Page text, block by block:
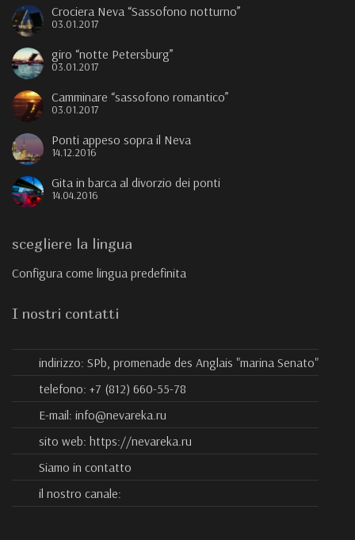
Crociera Neva “Sassofono notturno”
03.01.2017
giro “notte Petersburg”
03.01.2017
Camminare “sassofono romantico”
03.01.2017
Ponti appeso sopra il Neva
14.12.2016
Gita in barca al divorzio dei ponti
14.04.2016
scegliere la lingua
Configura come lingua predefinita
I nostri contatti
indirizzo: SPb, promenade des Anglais "marina Senato"
telefono: +7 (812) 660-55-78
E-mail: info@nevareka.ru
sito web: https://nevareka.ru
Siamo in contatto
il nostro canale: